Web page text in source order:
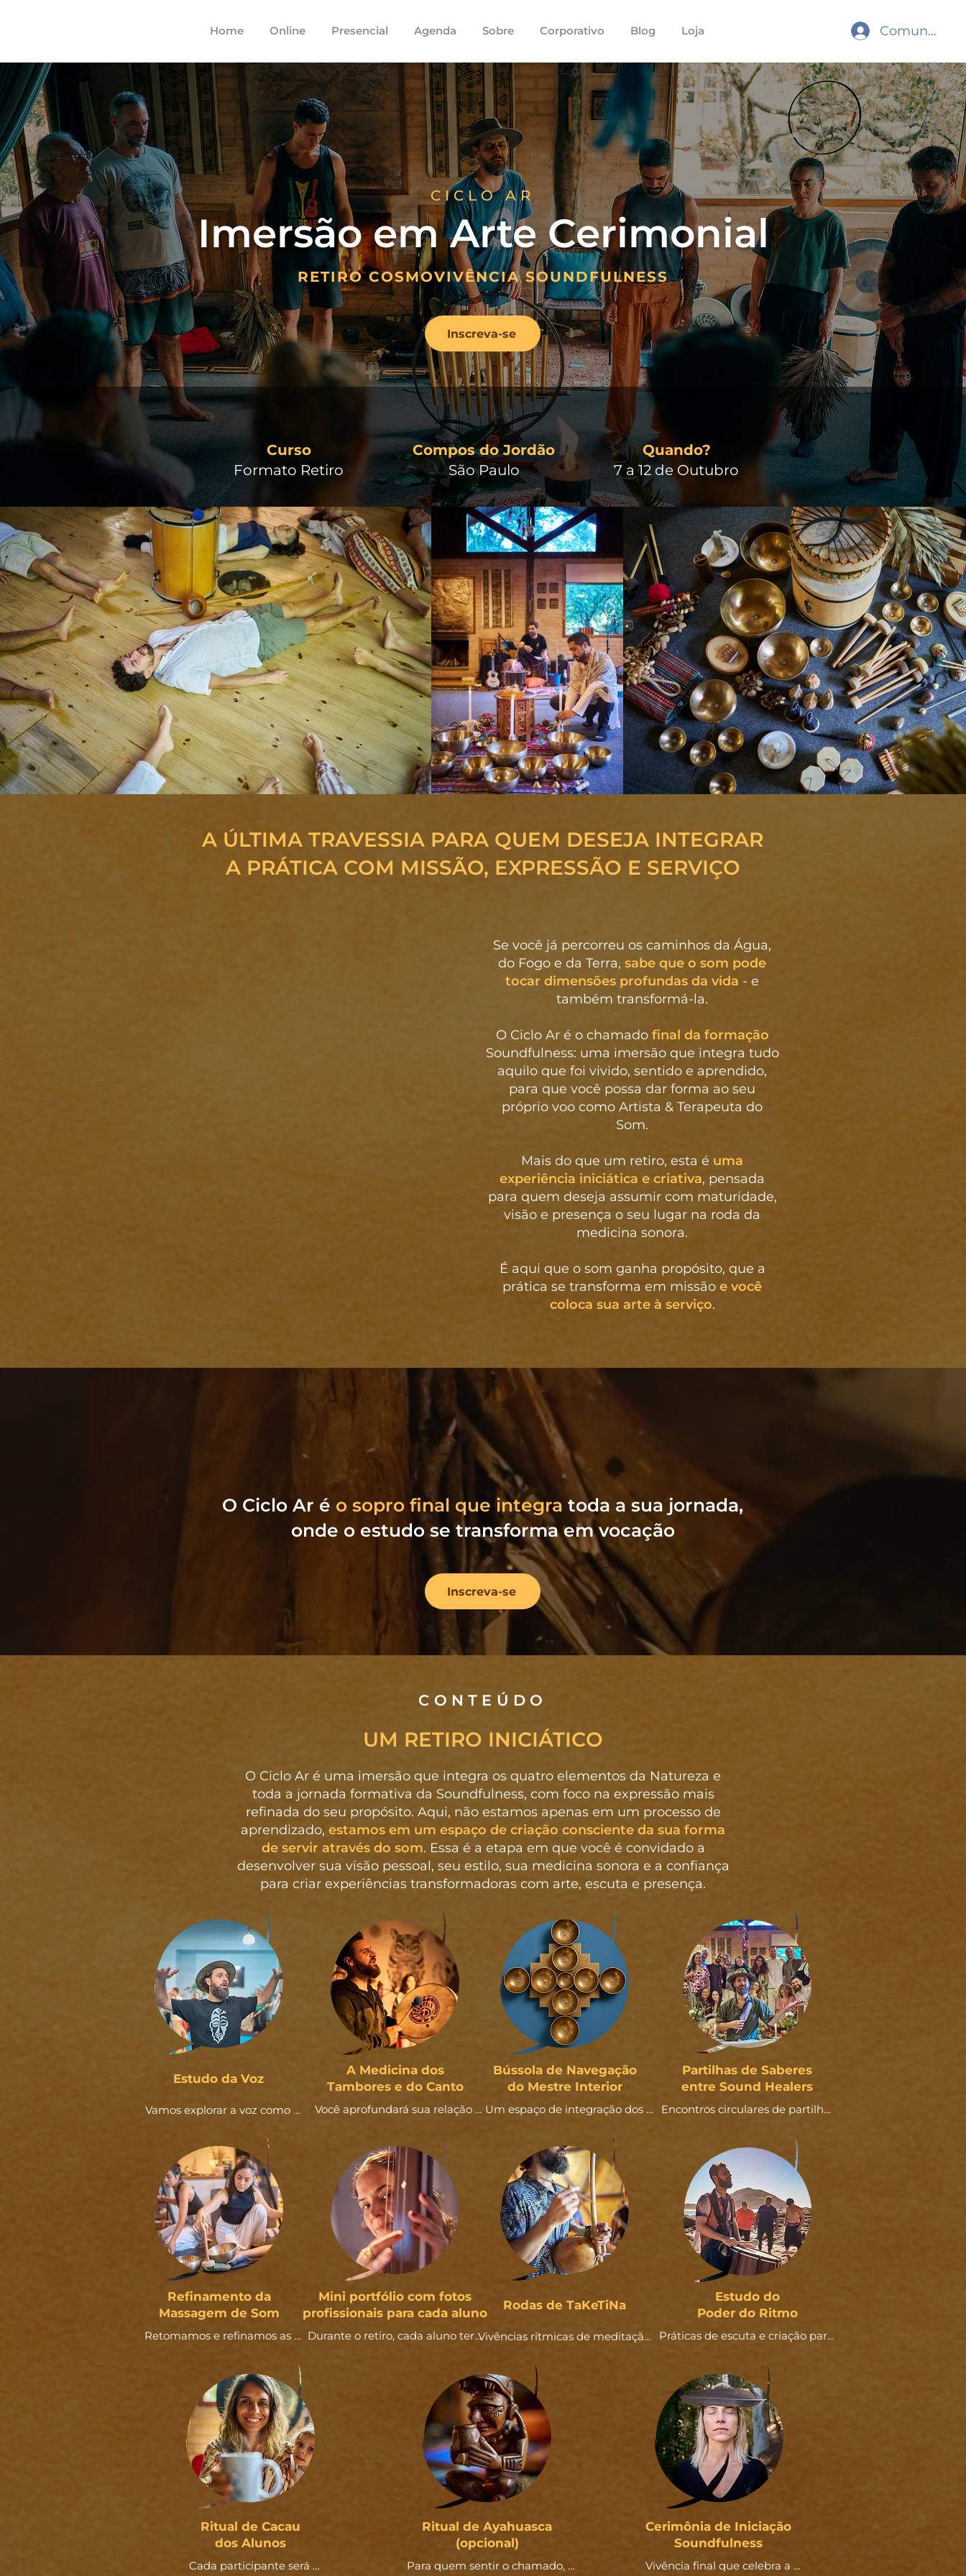
Home Online Presencial Agenda Sobre Corporativo Blog Loja Comunidade
CICLO AR
Imersão em Arte Cerimonial
RETIRO COSMOVIVÊNCIA SOUNDFULNESS
Inscreva-se
Curso
Formato Retiro
Compos do Jordão
São Paulo
Quando?
7 a 12 de Outubro
A ÚLTIMA TRAVESSIA PARA QUEM DESEJA INTEGRAR
A PRÁTICA COM MISSÃO, EXPRESSÃO E SERVIÇO
Se você já percorreu os caminhos da Água,
do Fogo e da Terra, sabe que o som pode
tocar dimensões profundas da vida - e
também transformá-la.
O Ciclo Ar é o chamado final da formação
Soundfulness: uma imersão que integra tudo
aquilo que foi vivido, sentido e aprendido,
para que você possa dar forma ao seu
próprio voo como Artista & Terapeuta do
Som.
Mais do que um retiro, esta é uma
experiência iniciática e criativa, pensada
para quem deseja assumir com maturidade,
visão e presença o seu lugar na roda da
medicina sonora.
É aqui que o som ganha propósito, que a
prática se transforma em missão e você
coloca sua arte à serviço.
O Ciclo Ar é o sopro final que integra toda a sua jornada,
onde o estudo se transforma em vocação
Inscreva-se
CONTEÚDO
UM RETIRO INICIÁTICO
O Ciclo Ar é uma imersão que integra os quatro elementos da Natureza e
toda a jornada formativa da Soundfulness, com foco na expressão mais
refinada do seu propósito. Aqui, não estamos apenas em um processo de
aprendizado, estamos em um espaço de criação consciente da sua forma
de servir através do som. Essa é a etapa em que você é convidado a
desenvolver sua visão pessoal, seu estilo, sua medicina sonora e a confiança
para criar experiências transformadoras com arte, escuta e presença.
Estudo da Voz
Vamos explorar a voz como
expressão autêntica,
investigando timbre, tom e
possibilidades de improvisação,
para que cada participante
descubra sua forma de
comunicar, cantar, sustentar
campos e criar vivências com
verdade sonora.
A Medicina dos
Tambores e do Canto
Você aprofundará sua relação
ritmo, presença e ancoragem
energética, aprendendo a
sustentar vivências com firmeza,
sensibilidade e direção - em
aliança com o canto como ponte
vibracional com o grupo e com o
invisível.
Bússola de Navegação
do Mestre Interior
Um espaço de integração dos
revisitamos os elementos e suas
direções para consolidar a
sabedoria interna e ativar a visão
pessoal que guiará seu projeto,
sua atuação no mundo e sua
forma de viver o som como
missão.
Partilhas de Saberes
entre Sound Healers
Encontros circulares de partilha
trocas sinceras sobre
experiências, dúvidas, criações e
caminhos, fortalecendo o senso
de comunidade, escuta e
aprendizado coletivo entre os
que caminham com o som
como serviço.
Refinamento da
Massagem de Som
Retomamos e refinamos as
aprendidas no Ciclo Água, com
foco em fluidez, escuta sensível e
fortalecimento da confiança
para aplicá-la com presença e
coerência no seu estilo
terapêutico.
Mini portfólio com fotos
profissionais para cada aluno
Durante o retiro, cada aluno terá
mini portfólio, incentivando a
construção de uma identidade
visual autêntica e sensível, em
apoio à caminhada profissional
como artista-terapeuta do som.
Rodas de TaKeTiNa
Vivências rítmicas de meditação
corporal e rítmica para sustentar
vivências com mais clareza,
presença e integração entre
corpo, som e intenção.
Estudo do
Poder do Ritmo
Práticas de escuta e criação para
linguagem sutil que estrutura os
processos da vida e das vivências
sonoras, com foco no
desenvolvimento da sua própria
pulsação e na condução de
grupos com coerência
energética.
Ritual de Cacau
dos Alunos
Cada participante será
Ritual de Ayahuasca
(opcional)
Para quem sentir o chamado,
Cerimônia de Iniciação
Soundfulness
Vivência final que celebra a